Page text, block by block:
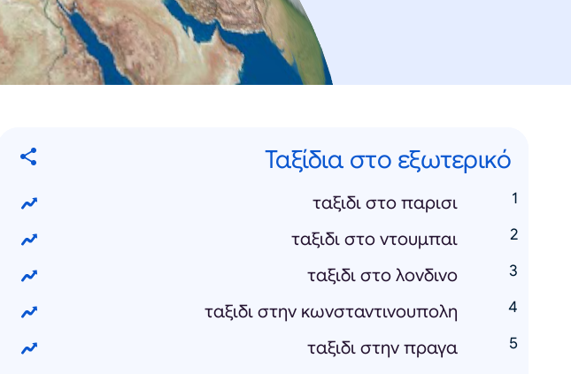
Ταξίδια στο εξωτερικό
ταξιδι στο παρισι
ταξιδι στο ντουμπαι
ταξιδι στο λονδινο
ταξιδι στην κωνσταντινουπολη
ταξιδι στην πραγα